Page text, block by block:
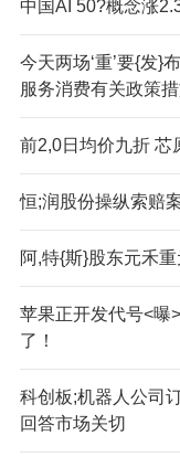
中国AI 50?概念涨
今天两场‘重’要{发}
服务消费有关政策
前2,0日均价九折 芯
恒;润股份操纵索赔
阿,特{斯}股东元禾
苹果正开发代号<曝
了！
科创板;机器人公司
回答市场关切